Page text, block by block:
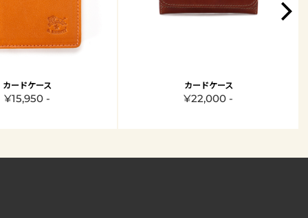
カードケース
¥15,950 -
カードケース
¥22,000 -